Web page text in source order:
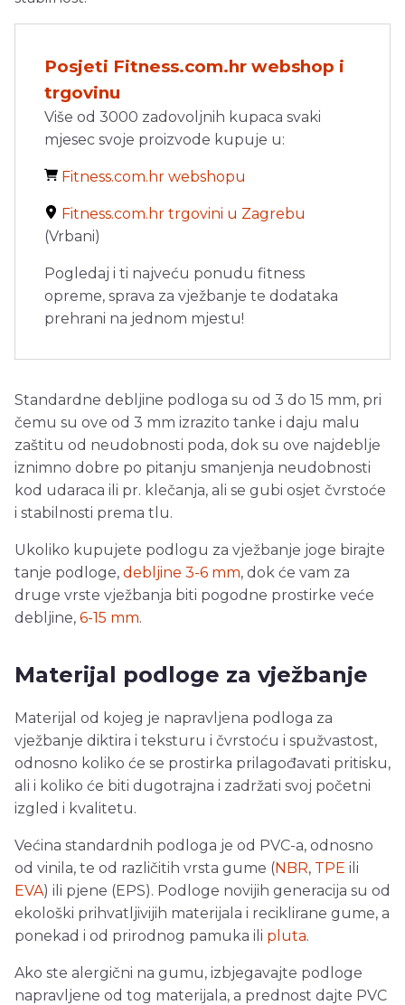
Posjeti Fitness.com.hr webshop i
trgovinu
Više od 3000 zadovoljnih kupaca svaki
mjesec svoje proizvode kupuje u:
Fitness.com.hr webshopu
Fitness.com.hr trgovini u Zagrebu
(Vrbani)
Pogledaj i ti najveću ponudu fitness
opreme, sprava za vježbanje te dodataka
prehrani na jednom mjestu!
Standardne debljine podloga su od 3 do 15 mm, pri
čemu su ove od 3 mm izrazito tanke i daju malu
zaštitu od neudobnosti poda, dok su ove najdeblje
iznimno dobre po pitanju smanjenja neudobnosti
kod udaraca ili pr. klečanja, ali se gubi osjet čvrstoće
i stabilnosti prema tlu.
Ukoliko kupujete podlogu za vježbanje joge birajte
tanje podloge, debljine 3-6 mm, dok će vam za
druge vrste vježbanja biti pogodne prostirke veće
debljine, 6-15 mm.
Materijal podloge za vježbanje
Materijal od kojeg je napravljena podloga za
vježbanje diktira i teksturu i čvrstoću i spužvastost,
odnosno koliko će se prostirka prilagođavati pritisku,
ali i koliko će biti dugotrajna i zadržati svoj početni
izgled i kvalitetu.
Većina standardnih podloga je od PVC-a, odnosno
od vinila, te od različitih vrsta gume (NBR, TPE ili
EVA) ili pjene (EPS). Podloge novijih generacija su od
ekološki prihvatljivijih materijala i reciklirane gume, a
ponekad i od prirodnog pamuka ili pluta.
Ako ste alergični na gumu, izbjegavajte podloge
napravljene od tog materijala, a prednost dajte PVC